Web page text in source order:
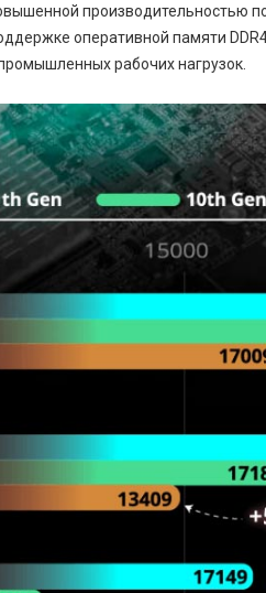
производительностью
оперативной памяти
рабочих нагрузок.